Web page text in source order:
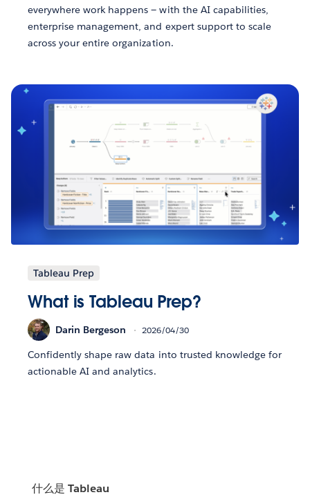
everywhere work happens — with the AI capabilities,
enterprise management, and expert support to scale
across your entire organization.
Tableau Prep
What is Tableau Prep?
Darin Bergeson 2026/04/30
Confidently shape raw data into trusted knowledge for
actionable AI and analytics.
什么是 Tableau